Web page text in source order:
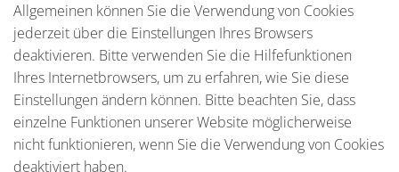
Allgemeinen können Sie die Verwendung von Cookies
jederzeit über die Einstellungen Ihres Browsers
deaktivieren. Bitte verwenden Sie die Hilfefunktionen
Ihres Internetbrowsers, um zu erfahren, wie Sie diese
Einstellungen ändern können. Bitte beachten Sie, dass
einzelne Funktionen unserer Website möglicherweise
nicht funktionieren, wenn Sie die Verwendung von Cookies
deaktiviert haben.